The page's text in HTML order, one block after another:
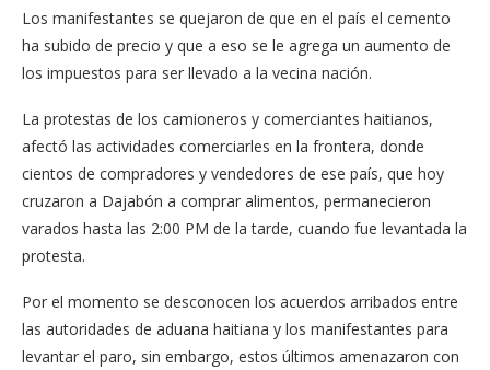
Los manifestantes se quejaron de que en el país el cemento
ha subido de precio y que a eso se le agrega un aumento de
los impuestos para ser llevado a la vecina nación.
La protestas de los camioneros y comerciantes haitianos,
afectó las actividades comerciarles en la frontera, donde
cientos de compradores y vendedores de ese país, que hoy
cruzaron a Dajabón a comprar alimentos, permanecieron
varados hasta las 2:00 PM de la tarde, cuando fue levantada la
protesta.
Por el momento se desconocen los acuerdos arribados entre
las autoridades de aduana haitiana y los manifestantes para
levantar el paro, sin embargo, estos últimos amenazaron con